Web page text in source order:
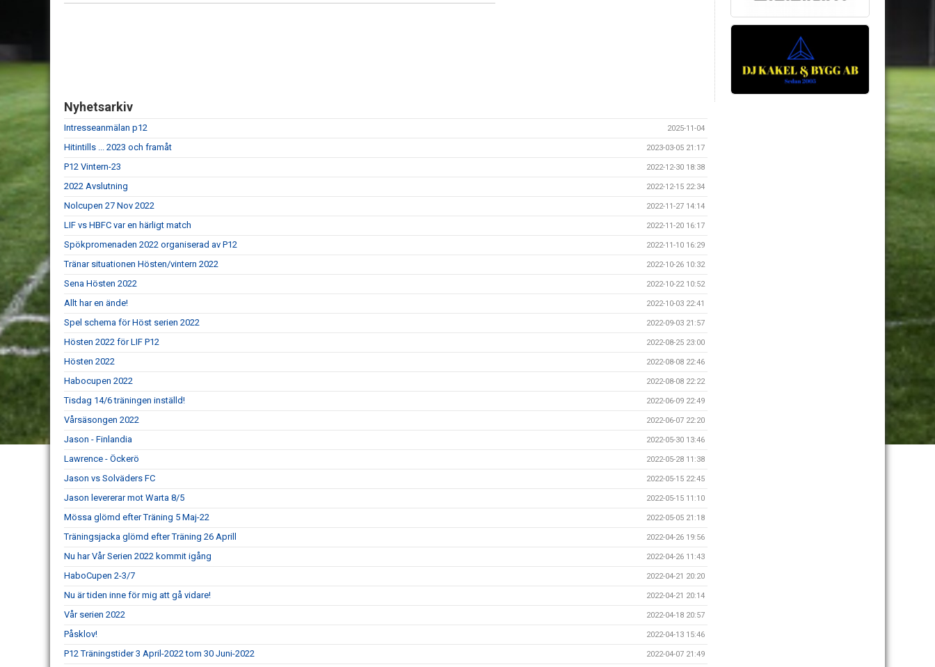
Nyhetsarkiv
Intresseanmälan p12 2025-11-04
Hitintills ... 2023 och framåt 2023-03-05 21:17
P12 Vintern-23 2022-12-30 18:38
2022 Avslutning 2022-12-15 22:34
Nolcupen 27 Nov 2022 2022-11-27 14:14
LIF vs HBFC var en härligt match 2022-11-20 16:17
Spökpromenaden 2022 organiserad av P12 2022-11-10 16:29
Tränar situationen Hösten/vintern 2022 2022-10-26 10:32
Sena Hösten 2022 2022-10-22 10:52
Allt har en ände! 2022-10-03 22:41
Spel schema för Höst serien 2022 2022-09-03 21:57
Hösten 2022 för LIF P12 2022-08-25 23:00
Hösten 2022 2022-08-08 22:46
Habocupen 2022 2022-08-08 22:22
Tisdag 14/6 träningen inställd! 2022-06-09 22:49
Vårsäsongen 2022 2022-06-07 22:20
Jason - Finlandia 2022-05-30 13:46
Lawrence - Öckerö 2022-05-28 11:38
Jason vs Solväders FC 2022-05-15 22:45
Jason levererar mot Warta 8/5 2022-05-15 11:10
Mössa glömd efter Träning 5 Maj-22 2022-05-05 21:18
Träningsjacka glömd efter Träning 26 Aprill 2022-04-26 19:56
Nu har Vår Serien 2022 kommit igång 2022-04-26 11:43
HaboCupen 2-3/7 2022-04-21 20:20
Nu är tiden inne för mig att gå vidare! 2022-04-21 20:14
Vår serien 2022 2022-04-18 20:57
Påsklov! 2022-04-13 15:46
P12 Träningstider 3 April-2022 tom 30 Juni-2022 2022-04-07 21:49